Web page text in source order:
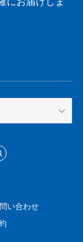
い合わせ